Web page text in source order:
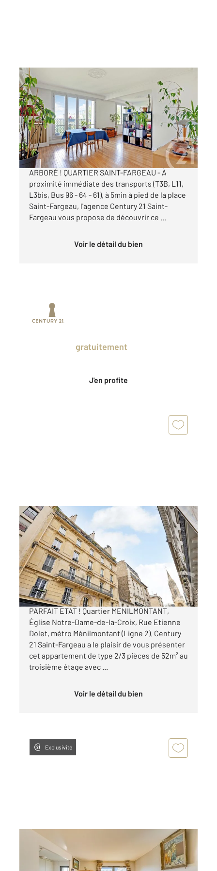
PARIS 75020
77 m2, 4 pièces
Ref : 11465
Appartement F4 à vendre
575 000 €
4P AU CALME, LUMINEUX, VUE SUR PARC
ARBORÉ ! QUARTIER SAINT-FARGEAU - À
proximité immédiate des transports (T3B, L11,
L3bis, Bus 96 - 64 - 61), à 5min à pied de la place
Saint-Fargeau, l'agence Century 21 Saint-
Fargeau vous propose de découvrir ce ...
Voir le détail du bien
gratuitement
J'en profite
PARIS 75020
52 m2, 2 pièces
Ref : 11503
Appartement F2 à vendre
450 000 €
2P PARQUET MOULURES CHEMINEES EN
PARFAIT ETAT ! Quartier MENILMONTANT,
Église Notre-Dame-de-la-Croix, Rue Etienne
Dolet, métro Ménilmontant (Ligne 2). Century
21 Saint-Fargeau a le plaisir de vous présenter
cet appartement de type 2/3 pièces de 52m² au
troisième étage avec ...
Voir le détail du bien
Exclusivité
PARIS 75020
77 m2, 3 pièces
Ref : 11506